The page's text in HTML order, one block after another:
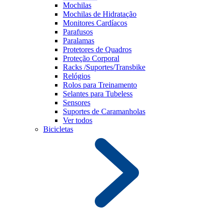
Mochilas
Mochilas de Hidratação
Monitores Cardíacos
Parafusos
Paralamas
Protetores de Quadros
Proteção Corporal
Racks /Suportes/Transbike
Relógios
Rolos para Treinamento
Selantes para Tubeless
Sensores
Suportes de Caramanholas
Ver todos
Bicicletas